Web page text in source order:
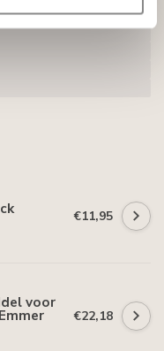
€11,95
voor
€22,18